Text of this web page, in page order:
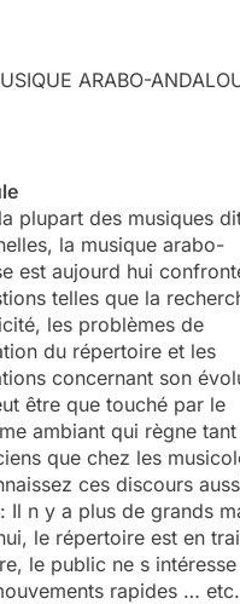
ARABO-
plupart des musiques
la musique arabo-
est aujourd hui
telles que la
les problèmes de
du répertoire et les
concernant son
être que touché par le
ambiant qui règne
que chez les
ces discours
Il n y a plus de grands
le répertoire est en
le public ne s
rapides … etc.